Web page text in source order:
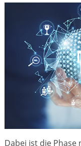
Dabei ist die